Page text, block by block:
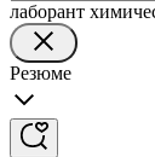
лаборант
Резюме